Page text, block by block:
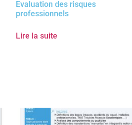
Evaluation des risques
professionnels
Lire la suite